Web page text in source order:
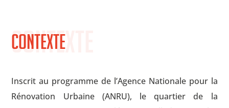
Contexte
Contexte
Inscrit au programme de l’Agence Nationale pour la
Rénovation Urbaine (ANRU), le quartier de la